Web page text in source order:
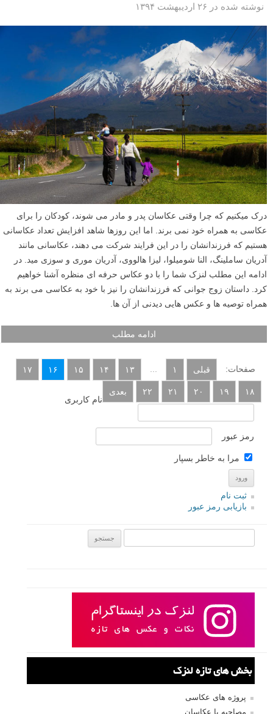
نوشته شده در ۲۶ اردیبهشت ۱۳۹۴
درک میکنیم که چرا وقتی عکاسان پدر و مادر می شوند، کودکان را برای
عکاسی به همراه خود نمی برند. اما این روزها شاهد افزایش تعداد عکاسانی
هستیم که فرزندانشان را در این فرایند شرکت می دهند، عکاسانی مانند
آدریان ساملینگ، النا شومیلوا، لیزا هالووی، آدریان موری و سوزی مید. در
ادامه این مطلب لنزک شما را با دو عکاس حرفه ای منظره آشنا خواهیم
کرد. داستان زوج جوانی که فرزندانشان را نیز با خود به عکاسی می برند به
همراه توصیه ها و عکس هایی دیدنی از آن ها.
ادامه مطلب
صفحات: قبلی ۱ ۱۳ ۱۴ ۱۵ ۱۶ ۱۷
۱۸ ۱۹ ۲۰ ۲۱ ۲۲
بعدی
نام کاربری
رمز عبور
مرا به خاطر بسپار
ثبت نام
بازیابی رمز عبور
بخش های تازه لنزک
پروژه های عکاسی
مصاحبه با عکاسان